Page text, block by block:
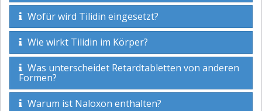
Wofür wird Tilidin eingesetzt?
Wie wirkt Tilidin im Körper?
Was unterscheidet Retardtabletten von anderen
Formen?
Warum ist Naloxon enthalten?